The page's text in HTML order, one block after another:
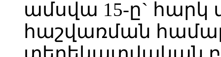
ամսվա 15-ը` հարկ
հաշվառման